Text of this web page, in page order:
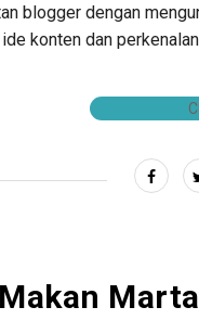
blogger dengan
konten dan